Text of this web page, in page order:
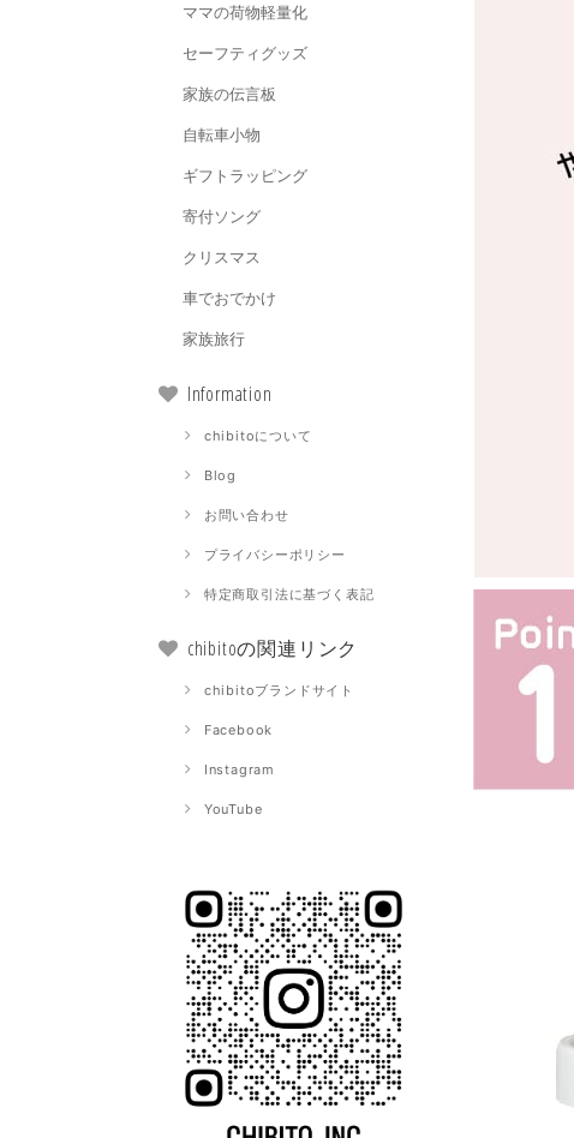
ママの荷物軽量化
セーフティグッズ
家族の伝言板
自転車小物
ギフトラッピング
寄付ソング
クリスマス
車でおでかけ
家族旅行
Information
chibitoについて
Blog
お問い合わせ
プライバシーポリシー
特定商取引法に基づく表記
chibitoの関連リンク
chibitoブランドサイト
Facebook
Instagram
YouTube